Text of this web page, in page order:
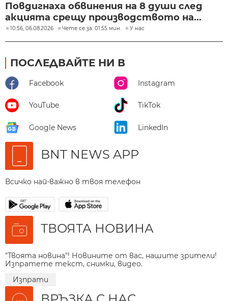
Повдигнаха обвинения на 8 души след
акцията срещу производството на...
10:56, 06.08.2026 Чете се за: 01:55 мин. У нас
ПОСЛЕДВАЙТЕ НИ В
Facebook Instagram
YouTube TikTok
Google News LinkedIn
BNT NEWS APP
Всичко най-важно в твоя телефон
ТВОЯТА НОВИНА
"Твоята новина"! Новините от вас, нашите зрители!
Изпратете текст, снимки, видео.
Изпрати